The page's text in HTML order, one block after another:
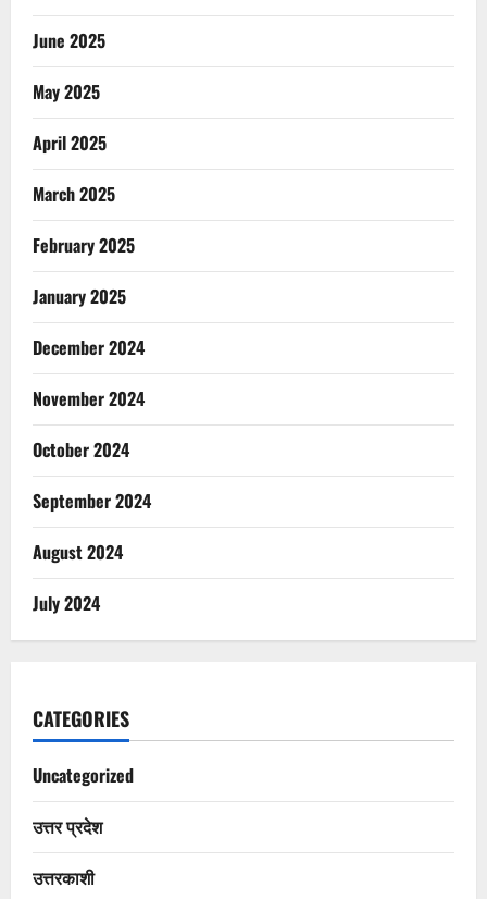
June 2025
May 2025
April 2025
March 2025
February 2025
January 2025
December 2024
November 2024
October 2024
September 2024
August 2024
July 2024
CATEGORIES
Uncategorized
उत्तर प्रदेश
उत्तरकाशी